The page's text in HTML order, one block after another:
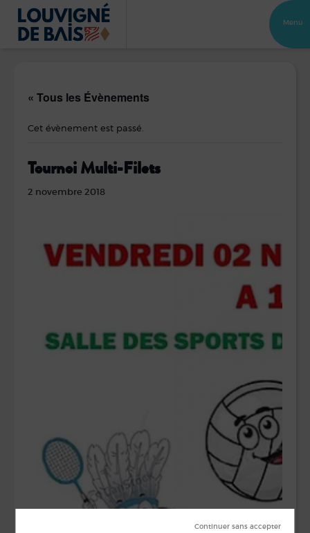
Menu
« Tous les Évènements
Cet évènement est passé.
Tournoi Multi-Filets
2 novembre 2018